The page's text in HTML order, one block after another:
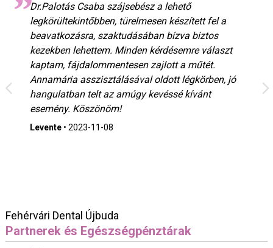
Dr.Palotás Csaba szájsebész a lehető
legkörültekintőbben, türelmesen készített fel a
beavatkozásra, szaktudásában bízva biztos
kezekben lehettem. Minden kérdésemre választ
kaptam, fájdalommentesen zajlott a műtét.
Annamária asszisztálásával oldott légkörben, jó
hangulatban telt az amúgy kevéssé kívánt
esemény. Köszönöm!
Levente• 2023-11-08
Fehérvári Dental Újbuda
Partnerek és Egészségpénztárak